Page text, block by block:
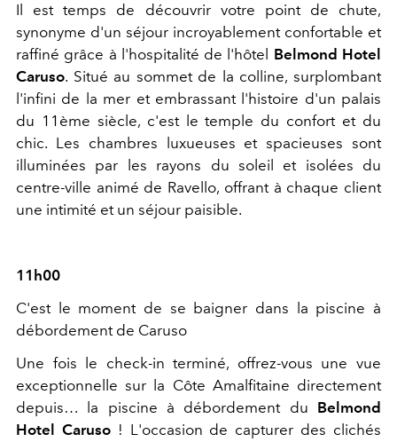
Il est temps de découvrir votre point de chute,
synonyme d'un séjour incroyablement confortable et
raffiné grâce à l'hospitalité de l'hôtel Belmond Hotel
Caruso. Situé au sommet de la colline, surplombant
l'infini de la mer et embrassant l'histoire d'un palais
du 11ème siècle, c'est le temple du confort et du
chic. Les chambres luxueuses et spacieuses sont
illuminées par les rayons du soleil et isolées du
centre-ville animé de Ravello, offrant à chaque client
une intimité et un séjour paisible.
11h00
C'est le moment de se baigner dans la piscine à
débordement de Caruso
Une fois le check-in terminé, offrez-vous une vue
exceptionnelle sur la Côte Amalfitaine directement
depuis… la piscine à débordement du Belmond
Hotel Caruso ! L'occasion de capturer des clichés